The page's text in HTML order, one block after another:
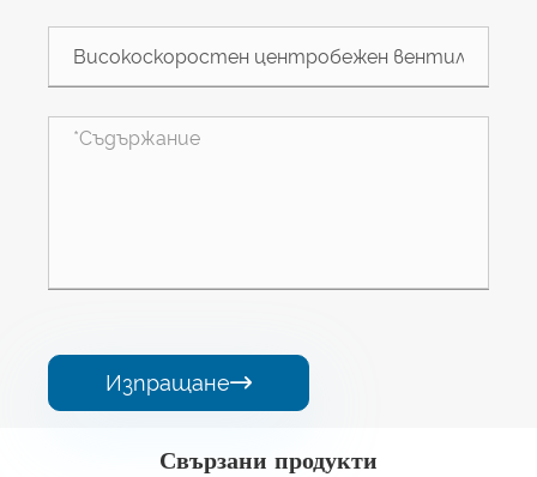
Изпращане
Свързани продукти